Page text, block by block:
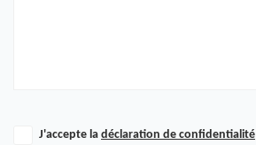
J'accepte la déclaration de confidentialité